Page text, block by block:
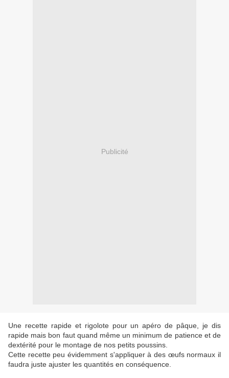
Publicité
Une recette rapide et rigolote pour un apéro de pâque, je dis
rapide mais bon faut quand même un minimum de patience et de
dextérité pour le montage de nos petits poussins.
Cette recette peu évidemment s'appliquer à des œufs normaux il
faudra juste ajuster les quantités en conséquence.